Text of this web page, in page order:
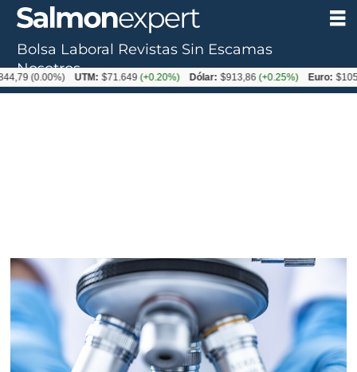
Tag:
frontera
Bolsa Laboral Revistas Sin Escamas
Nosotros
(0.00%) UTM: $71.649(+0.20%) Dólar: $913,86(+0.25%) Euro: